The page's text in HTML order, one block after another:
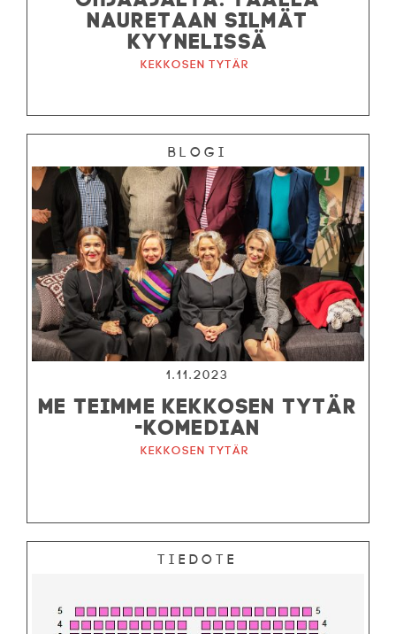
NAURETAAN SILMÄT
KYYNELISSÄ
Kekkosen tytär
Blogi
1.11.2023
ME TEIMME KEKKOSEN TYTÄR
-KOMEDIAN
Kekkosen tytär
Tiedote